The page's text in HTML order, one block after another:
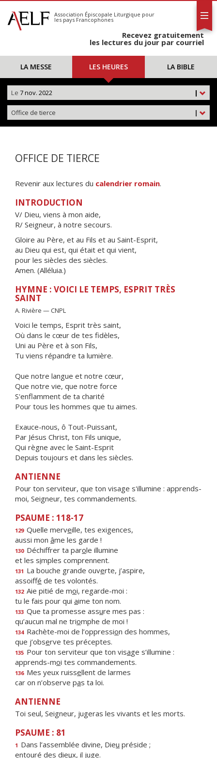
S'abonner
Calendrier
Association Épiscopale Liturgique pour
les pays Francophones
Recevez gratuitement
les lectures du jour par courriel
LA MESSE LES HEURES LA BIBLE
|
Le 7 nov. 2022
|
Office de tierce
OFFICE DE TIERCE
Revenir aux lectures du calendrier romain.
INTRODUCTION
V/ Dieu, viens à mon aide,
R/ Seigneur, à notre secours.
Gloire au Père, et au Fils et au Saint-Esprit,
au Dieu qui est, qui était et qui vient,
pour les siècles des siècles.
Amen. (Alléluia.)
HYMNE : VOICI LE TEMPS, ESPRIT TRÈS
SAINT
A. Rivière — CNPL
Voici le temps, Esprit très saint,
Où dans le cœur de tes fidèles,
Uni au Père et à son Fils,
Tu viens répandre ta lumière.
Que notre langue et notre cœur,
Que notre vie, que notre force
S'enflamment de ta charité
Pour tous les hommes que tu aimes.
Exauce-nous, ô Tout-Puissant,
Par Jésus Christ, ton Fils unique,
Qui règne avec le Saint-Esprit
Depuis toujours et dans les siècles.
ANTIENNE
Pour ton serviteur, que ton visage s'illumine : apprends-
moi, Seigneur, tes commandements.
PSAUME : 118-17
129 Quelle merveille, tes exigences,
aussi mon âme les garde !
130 Déchiffrer ta parole illumine
et les simples comprennent.
131 La bouche grande ouverte, j’aspire,
assoiffé de tes volontés.
132 Aie pitié de moi, regarde-moi :
tu le fais pour qui aime ton nom.
133 Que ta promesse assure mes pas :
qu’aucun mal ne triomphe de moi !
134 Rachète-moi de l’oppression des hommes,
que j’observe tes préceptes.
135 Pour ton serviteur que ton visage s’illumine :
apprends-moi tes commandements.
136 Mes yeux ruissellent de larmes
car on n’observe pas ta loi.
ANTIENNE
Toi seul, Seigneur, jugeras les vivants et les morts.
PSAUME : 81
1 Dans l’assemblée divine, Dieu préside ;
entouré des dieux, il juge.